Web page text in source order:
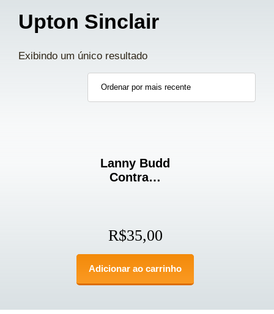
Upton Sinclair
Exibindo um único resultado
Lanny Budd
Contra…
R$35,00
Adicionar ao carrinho